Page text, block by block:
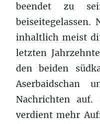
beendet zu
inhaltlich meist
letzten
den beiden
Aserbaidschan
Nachrichten auf.
verdient mehr